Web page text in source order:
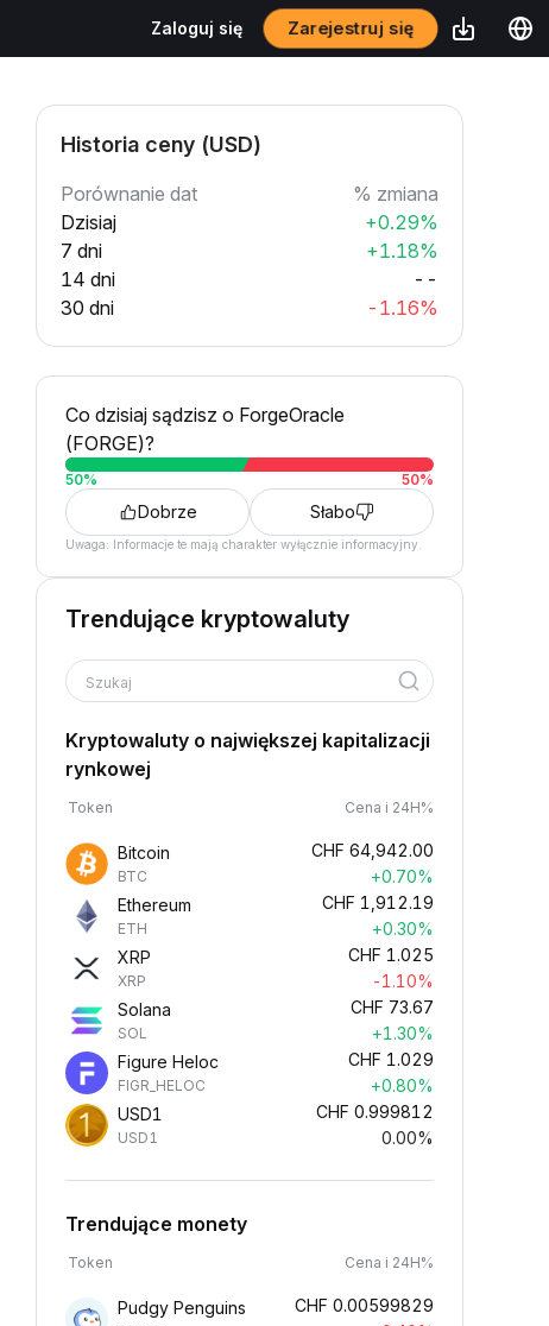
Zaloguj się Zarejestruj się
Historia ceny (USD)
Porównanie dat
% zmiana
Dzisiaj
+0.29%
7 dni
+1.18%
14 dni
--
30 dni
-1.16%
Co dzisiaj sądzisz o ForgeOracle
(FORGE)?
50% 50%
Dobrze Słabo
Uwaga: Informacje te mają charakter wyłącznie informacyjny.
Trendujące kryptowaluty
Szukaj
Kryptowaluty o największej kapitalizacji
rynkowej
Token Cena i 24H%
Bitcoin
BTC
CHF 64,942.00
+0.70%
Ethereum
ETH
CHF 1,912.19
+0.30%
XRP
XRP
CHF 1.025
-1.10%
Solana
SOL
CHF 73.67
+1.30%
Figure Heloc
FIGR_HELOC
CHF 1.029
+0.80%
USD1
USD1
CHF 0.999812
0.00%
Trendujące monety
Token Cena i 24H%
Pudgy Penguins CHF 0.00599829